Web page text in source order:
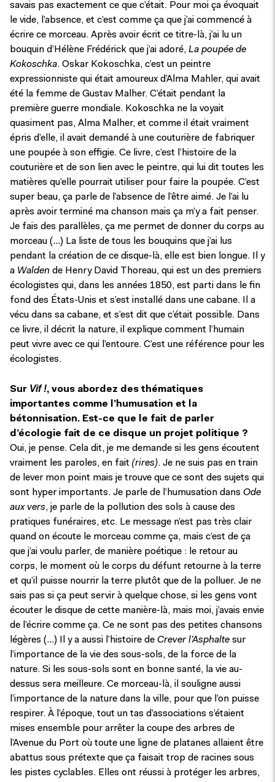
savais pas exactement ce que c’était. Pour moi ça évoquait
le vide, l’absence, et c’est comme ça que j’ai commencé à
écrire ce morceau. Après avoir écrit ce titre-là, j’ai lu un
bouquin d’Hélène Frédérick que j’ai adoré, La poupée de
Kokoschka. Oskar Kokoschka, c’est un peintre
expressionniste qui était amoureux d’Alma Mahler, qui avait
été la femme de Gustav Malher. C’était pendant la
première guerre mondiale. Kokoschka ne la voyait
quasiment pas, Alma Malher, et comme il était vraiment
épris d’elle, il avait demandé à une couturière de fabriquer
une poupée à son effigie. Ce livre, c’est l’histoire de la
couturière et de son lien avec le peintre, qui lui dit toutes les
matières qu’elle pourrait utiliser pour faire la poupée. C’est
super beau, ça parle de l’absence de l’être aimé. Je l’ai lu
après avoir terminé ma chanson mais ça m’y a fait penser.
Je fais des parallèles, ça me permet de donner du corps au
morceau (…) La liste de tous les bouquins que j’ai lus
pendant la création de ce disque-là, elle est bien longue. Il y
a Walden de Henry David Thoreau, qui est un des premiers
écologistes qui, dans les années 1850, est parti dans le fin
fond des États-Unis et s’est installé dans une cabane. Il a
vécu dans sa cabane, et s’est dit que c’était possible. Dans
ce livre, il décrit la nature, il explique comment l’humain
peut vivre avec ce qui l’entoure. C’est une référence pour les
écologistes.
Sur Vif !, vous abordez des thématiques
importantes comme l’humusation et la
bétonnisation. Est-ce que le fait de parler
d’écologie fait de ce disque un projet politique ?
Oui, je pense. Cela dit, je me demande si les gens écoutent
vraiment les paroles, en fait (rires). Je ne suis pas en train
de lever mon point mais je trouve que ce sont des sujets qui
sont hyper importants. Je parle de l’humusation dans Ode
aux vers, je parle de la pollution des sols à cause des
pratiques funéraires, etc. Le message n’est pas très clair
quand on écoute le morceau comme ça, mais c’est de ça
que j’ai voulu parler, de manière poétique : le retour au
corps, le moment où le corps du défunt retourne à la terre
et qu’il puisse nourrir la terre plutôt que de la polluer. Je ne
sais pas si ça peut servir à quelque chose, si les gens vont
écouter le disque de cette manière-là, mais moi, j’avais envie
de l’écrire comme ça. Ce ne sont pas des petites chansons
légères (…) Il y a aussi l’histoire de Crever l’Asphalte sur
l’importance de la vie des sous-sols, de la force de la
nature. Si les sous-sols sont en bonne santé, la vie au-
dessus sera meilleure. Ce morceau-là, il souligne aussi
l’importance de la nature dans la ville, pour que l’on puisse
respirer. À l’époque, tout un tas d’associations s’étaient
mises ensemble pour arrêter la coupe des arbres de
l’Avenue du Port où toute une ligne de platanes allaient être
abattus sous prétexte que ça faisait trop de racines sous
les pistes cyclables. Elles ont réussi à protéger les arbres,